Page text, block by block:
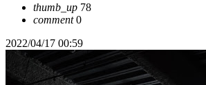
thumb_up 78
comment0
2022/04/17 00:59